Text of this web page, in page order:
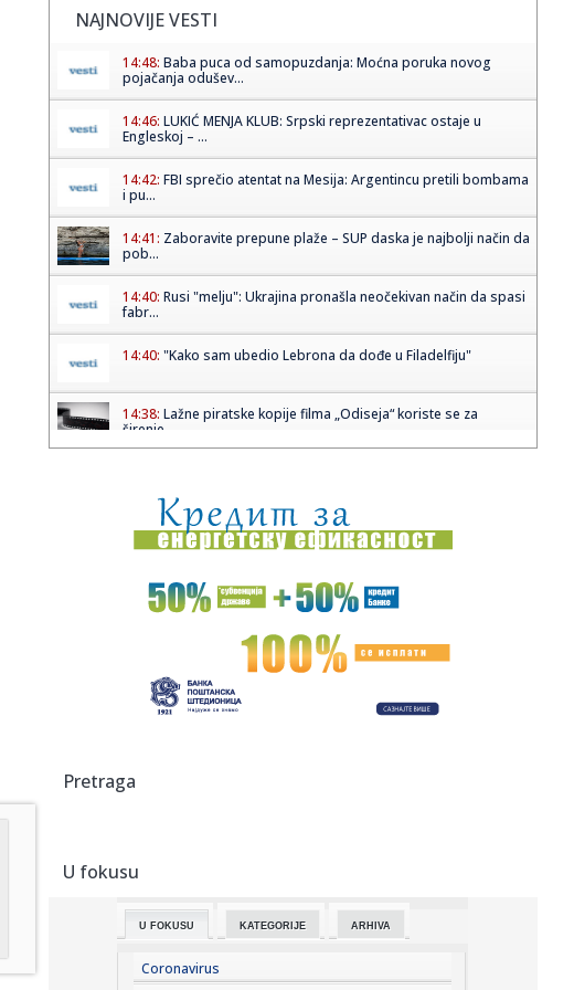
NAJNOVIJE VESTI
14:48: Baba puca od samopuzdanja: Moćna poruka novog
pojačanja odušev...
14:46: LUKIĆ MENJA KLUB: Srpski reprezentativac ostaje u
Engleskoj – ...
14:42: FBI sprečio atentat na Mesija: Argentincu pretili bombama
i pu...
14:41: Zaboravite prepune plaže – SUP daska je najbolji način da
pob...
14:40: Rusi "melju": Ukrajina pronašla neočekivan način da spasi
fabr...
14:40: "Kako sam ubedio Lebrona da dođe u Filadelfiju"
14:38: Lažne piratske kopije filma „Odiseja“ koriste se za
širenje...
14:38:Baba već na promociji "zapalio" navijače: "Ovde sam da
vratim P...
14:35:Poster za film The Mummy zabranjen za spoljno
oglašavanje u Veli...
Hitan sastanak u Nemačkoj; Dron sa eksplozivom koji je
14:25:И опет – Медо, добро дошао у своју ...
14:26:
14:24: Znakovi da vaš pas možda pati od artritisa
Pretraga
U fokusu
U FOKUSU KATEGORIJE ARHIVA
Coronavirus